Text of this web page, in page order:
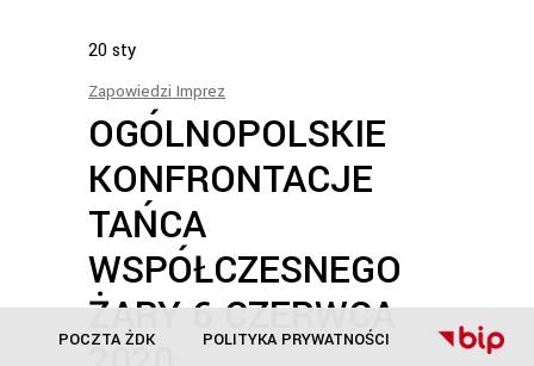
POLITYKA PRYWATNOŚCI
POCZTA ŻDK
20sty
Zapowiedzi Imprez
OGÓLNOPOLSKIE
KONFRONTACJE
TAŃCA
WSPÓŁCZESNEGO
ŻARY 6 CZERWCA